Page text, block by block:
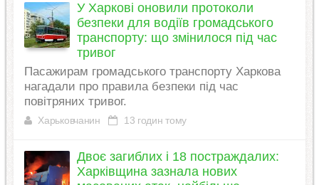
У Харкові оновили протоколи
безпеки для водіїв громадського
транспорту: що змінилося під час
тривог
Пасажирам громадського транспорту Харкова
нагадали про правила безпеки під час
повітряних тривог.
Харьковчанин 13 годин тому
Двоє загиблих і 18 постраждалих:
Харківщина зазнала нових